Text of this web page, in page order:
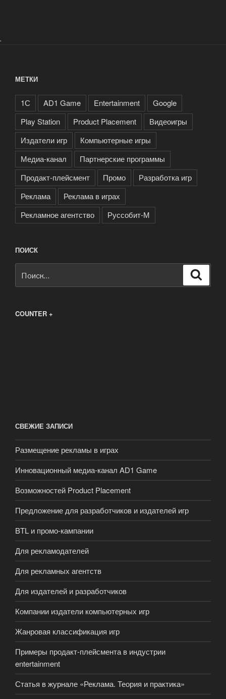
.
МЕТКИ
1С AD1 Game Entertainment
Google
Play Station
Product Placement
Видеоигры
Издатели игр
Компьютерные игры
Медиа-канал
Партнерские программы
Продакт-плейсмент
Промо
Разработка игр
Реклама
Реклама в играх
Рекламное агентство
Руссобит-М
ПОИСК
COUNTER +
СВЕЖИЕ ЗАПИСИ
Размещение рекламы в играх
Инновационный медиа-канал AD1 Game
Возможностей Product Placement
Предложение для разработчиков и издателей игр
BTL и промо-кампании
Для рекламодателей
Для рекламных агентств
Для издателей и разработчиков
Компании издатели компьютерных игр
Жанровая классификация игр
Примеры продакт-плейсмента в индустрии
entertainment
Статья в журнале «Реклама. Теория и практика»